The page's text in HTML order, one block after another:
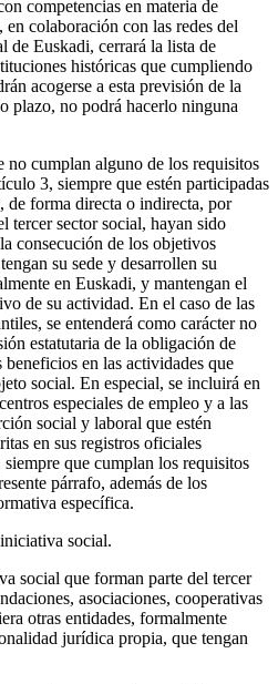
competencias en materia de
en colaboración con las redes del
de Euskadi, cerrará la lista de
históricas que cumpliendo
acogerse a esta previsión de la
plazo, no podrá hacerlo ninguna
no cumplan alguno de los requisitos
3, siempre que estén participadas
de forma directa o indirecta, por
tercer sector social, hayan sido
consecución de los objetivos
su sede y desarrollen su
en Euskadi, y mantengan el
de su actividad. En el caso de las
se entenderá como carácter no
estatutaria de la obligación de
en las actividades que
social. En especial, se incluirá en
especiales de empleo y a las
social y laboral que estén
en sus registros oficiales
siempre que cumplan los requisitos
párrafo, además de los
específica.
social.
social que forman parte del tercer
asociaciones, cooperativas
otras entidades, formalmente
jurídica propia, que tengan